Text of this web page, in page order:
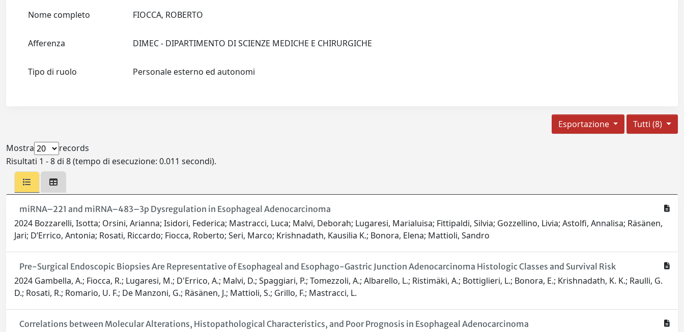
Nome completo FIOCCA, ROBERTO
Afferenza DIMEC - DIPARTIMENTO DI SCIENZE MEDICHE E CHIRURGICHE
Tipo di ruolo Personale esterno ed autonomi
Tutti (8)
Esportazione
Mostra
records
Risultati 1 - 8 di 8 (tempo di esecuzione: 0.011 secondi).
miRNA–221 and miRNA–483–3p Dysregulation in Esophageal Adenocarcinoma
2024 Bozzarelli, Isotta; Orsini, Arianna; Isidori, Federica; Mastracci, Luca; Malvi, Deborah; Lugaresi, Marialuisa; Fittipaldi, Silvia; Gozzellino, Livia; Astolfi, Annalisa; Räsänen,
Jari; D’Errico, Antonia; Rosati, Riccardo; Fiocca, Roberto; Seri, Marco; Krishnadath, Kausilia K.; Bonora, Elena; Mattioli, Sandro
Pre-Surgical Endoscopic Biopsies Are Representative of Esophageal and Esophago-Gastric Junction Adenocarcinoma Histologic Classes and Survival Risk
2024 Gambella, A.; Fiocca, R.; Lugaresi, M.; D'Errico, A.; Malvi, D.; Spaggiari, P.; Tomezzoli, A.; Albarello, L.; Ristimäki, A.; Bottiglieri, L.; Bonora, E.; Krishnadath, K. K.; Raulli, G.
D.; Rosati, R.; Romario, U. F.; De Manzoni, G.; Räsänen, J.; Mattioli, S.; Grillo, F.; Mastracci, L.
Correlations between Molecular Alterations, Histopathological Characteristics, and Poor Prognosis in Esophageal Adenocarcinoma